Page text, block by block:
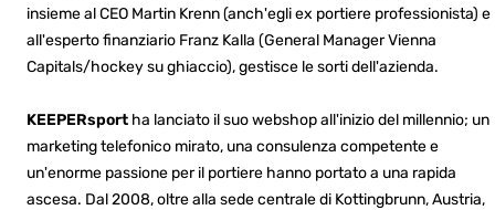
insieme al CEO Martin Krenn (anch'egli ex portiere professionista) e
all'esperto finanziario Franz Kalla (General Manager Vienna
Capitals/hockey su ghiaccio), gestisce le sorti dell'azienda.
KEEPERsport ha lanciato il suo webshop all'inizio del millennio; un
marketing telefonico mirato, una consulenza competente e
un'enorme passione per il portiere hanno portato a una rapida
ascesa. Dal 2008, oltre alla sede centrale di Kottingbrunn, Austria,